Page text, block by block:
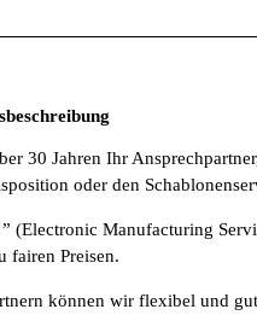
30 Jahren Ihr
oder den
(Electronic Manufacturing
fairen Preisen.
können wir flexibel und